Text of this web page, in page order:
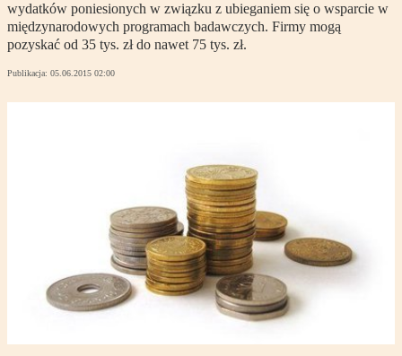
wydatków poniesionych w związku z ubieganiem się o wsparcie w
międzynarodowych programach badawczych. Firmy mogą
pozyskać od 35 tys. zł do nawet 75 tys. zł.
Publikacja: 05.06.2015 02:00